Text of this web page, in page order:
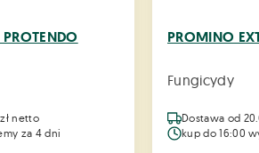
netto
za 4 dni
PROMINO
Fungicydy
Dostawa od
kup do 16:00